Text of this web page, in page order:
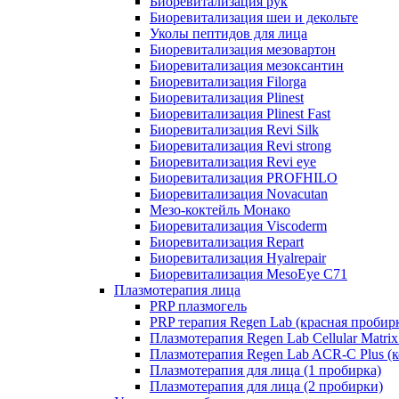
Биоревитализация шеи и декольте
Уколы пептидов для лица
Биоревитализация мезовартон
Биоревитализация мезоксантин
Биоревитализация Filorga
Биоревитализация Plinest
Биоревитализация Plinest Fast
Биоревитализация Revi Silk
Биоревитализация Revi strong
Биоревитализация Revi eye
Биоревитализация PROFHILO
Биоревитализация Novacutan
Мезо-коктейль Монако
Биоревитализация Viscoderm
Биоревитализация Repart
Биоревитализация Hyalrepair
Биоревитализация MesoEye C71
Плазмотерапия лица
PRP плазмогель
PRP терапия Regen Lab (красная
Плазмотерапия Regen Lab Cellular
Плазмотерапия Regen Lab ACR-C Plus
Плазмотерапия для лица (1 пробирка)
Плазмотерапия для лица (2 пробирки)